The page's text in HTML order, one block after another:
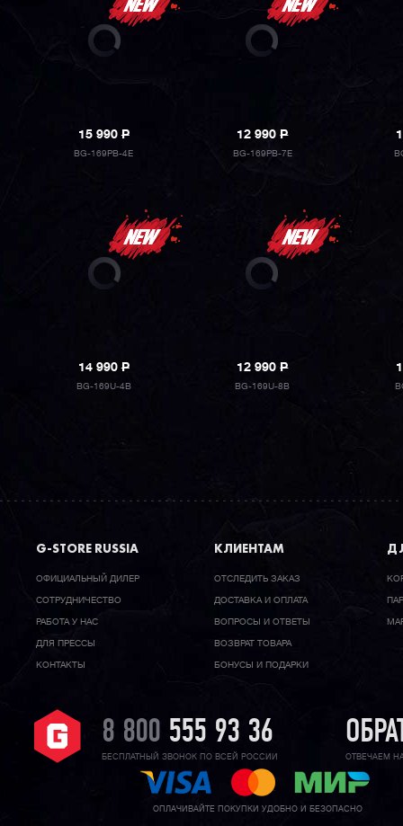
15 990P
BG-169PB-4E
12 990P
BG-169PB-7E
14 990P
BG-169U-4B
12 990P
BG-169U-8B
G-STORE RUSSIA
ОФИЦИАЛЬНЫЙ ДИЛЕР
CОТРУДНИЧЕСТВО
РАБОТА У НАС
ДЛЯ ПРЕССЫ
КОНТАКТЫ
КЛИЕНТАМ
ОТСЛЕДИТЬ ЗАКАЗ
ДОСТАВКА И ОПЛАТА
ВОПРОСЫ И ОТВЕТЫ
ВОЗВРАТ ТОВАРА
БОНУСЫ И ПОДАРКИ
8 800 555 93 36
БЕСПЛАТНЫЙ ЗВОНОК ПО ВСЕЙ РОССИИ ОТВЕЧАЕМ
ОПЛАЧИВАЙТЕ ПОКУПКИ УДОБНО И БЕЗОПАСНО